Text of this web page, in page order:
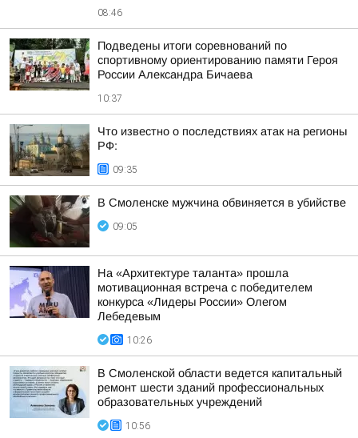
08:46
Подведены итоги соревнований по
спортивному ориентированию памяти Героя
России Александра Бичаева
10:37
Что известно о последствиях атак на регионы
РФ:
09:35
В Смоленске мужчина обвиняется в убийстве
09:05
На «Архитектуре таланта» прошла
мотивационная встреча с победителем
конкурса «Лидеры России» Олегом
Лебедевым
10:26
В Смоленской области ведется капитальный
ремонт шести зданий профессиональных
образовательных учреждений
10:56